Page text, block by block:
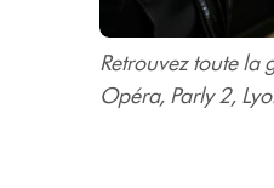
Retrouvez toute la
Opéra, Parly 2,